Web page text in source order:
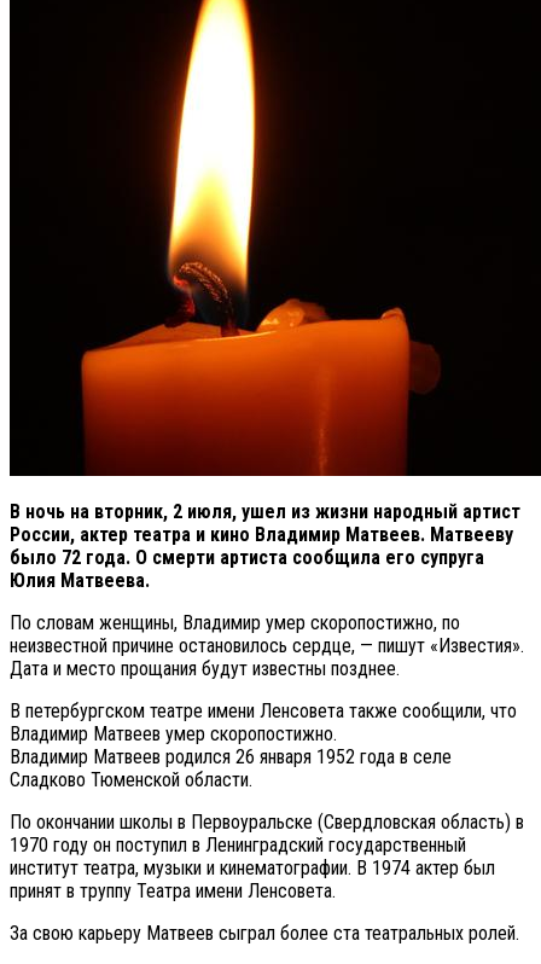
В ночь на вторник, 2 июля, ушел из жизни народный артист
России, актер театра и кино Владимир Матвеев. Матвееву
было 72 года. О смерти артиста сообщила его супруга
Юлия Матвеева.
По словам женщины, Владимир умер скоропостижно, по
неизвестной причине остановилось сердце, — пишут «Известия».
Дата и место прощания будут известны позднее.
В петербургском театре имени Ленсовета также сообщили, что
Владимир Матвеев умер скоропостижно.
Владимир Матвеев родился 26 января 1952 года в селе
Сладково Тюменской области.
По окончании школы в Первоуральске (Свердловская область) в
1970 году он поступил в Ленинградский государственный
институт театра, музыки и кинематографии. В 1974 актер был
принят в труппу Театра имени Ленсовета.
За свою карьеру Матвеев сыграл более ста театральных ролей.